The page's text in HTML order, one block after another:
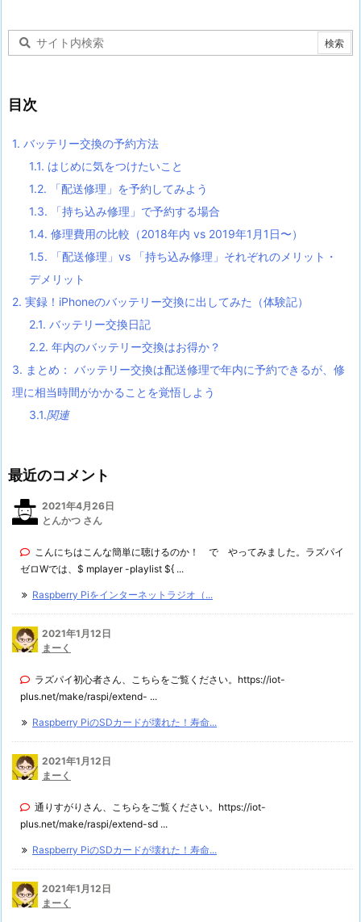
目次
1. バッテリー交換の予約方法
1.1. はじめに気をつけたいこと
1.2. 「配送修理」を予約してみよう
1.3. 「持ち込み修理」で予約する場合
1.4. 修理費用の比較（2018年内 vs 2019年1月1日〜）
1.5. 「配送修理」vs 「持ち込み修理」それぞれのメリット・
デメリット
2. 実録！iPhoneのバッテリー交換に出してみた（体験記）
2.1. バッテリー交換日記
2.2. 年内のバッテリー交換はお得か？
3. まとめ： バッテリー交換は配送修理で年内に予約できるが、修
理に相当時間がかかることを覚悟しよう
3.1.関連
最近のコメント
2021年4月26日
とんかつ さん
こんにちはこんな簡単に聴けるのか！ で やってみました。ラズパイ
ゼロWでは、$ mplayer -playlist ${ ...
Raspberry Piをインターネットラジオ（...
2021年1月12日
まーく
ラズパイ初心者さん、こちらをご覧ください。https://iot-
plus.net/make/raspi/extend- ...
Raspberry PiのSDカードが壊れた！寿命...
2021年1月12日
まーく
通りすがりさん、こちらをご覧ください。https://iot-
plus.net/make/raspi/extend-sd ...
Raspberry PiのSDカードが壊れた！寿命...
2021年1月12日
まーく